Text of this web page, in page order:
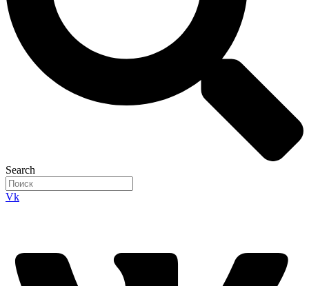
Search
Vk